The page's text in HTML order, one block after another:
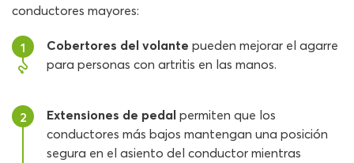
conductores mayores:
1 Cobertores del volante pueden mejorar el agarre
para personas con artritis en las manos.
2 Extensiones de pedal permiten que los
conductores más bajos mantengan una posición
segura en el asiento del conductor mientras